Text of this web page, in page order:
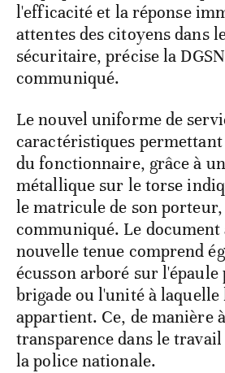
l'efficacité et la réponse
attentes des citoyens dans
sécuritaire, précise la
communiqué.
Le nouvel uniforme de
caractéristiques
du fonctionnaire, grâce à
métallique sur le torse
le matricule de son
communiqué. Le document
nouvelle tenue comprend
écusson arboré sur l'épaule
brigade ou l'unité à
appartient. Ce, de manière
transparence dans le travail
la police nationale.